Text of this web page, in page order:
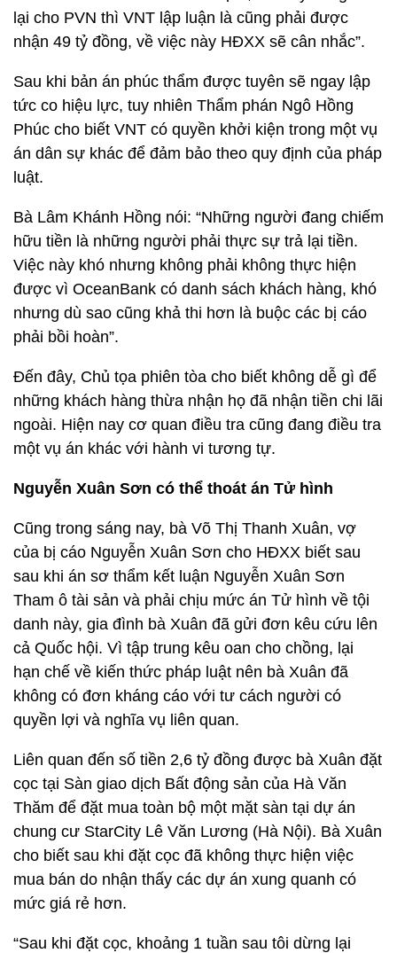
lại cho PVN thì VNT lập luận là cũng phải được
nhận 49 tỷ đồng, về việc này HĐXX sẽ cân nhắc”.
Sau khi bản án phúc thẩm được tuyên sẽ ngay lập
tức co hiệu lực, tuy nhiên Thẩm phán Ngô Hồng
Phúc cho biết VNT có quyền khởi kiện trong một vụ
án dân sự khác để đảm bảo theo quy định của pháp
luật.
Bà Lâm Khánh Hồng nói: “Những người đang chiếm
hữu tiền là những người phải thực sự trả lại tiền.
Việc này khó nhưng không phải không thực hiện
được vì OceanBank có danh sách khách hàng, khó
nhưng dù sao cũng khả thi hơn là buộc các bị cáo
phải bồi hoàn”.
Đến đây, Chủ tọa phiên tòa cho biết không dễ gì để
những khách hàng thừa nhận họ đã nhận tiền chi lãi
ngoài. Hiện nay cơ quan điều tra cũng đang điều tra
một vụ án khác với hành vi tương tự.
Nguyễn Xuân Sơn có thể thoát án Tử hình
Cũng trong sáng nay, bà Võ Thị Thanh Xuân, vợ
của bị cáo Nguyễn Xuân Sơn cho HĐXX biết sau
sau khi án sơ thẩm kết luận Nguyễn Xuân Sơn
Tham ô tài sản và phải chịu mức án Tử hình về tội
danh này, gia đình bà Xuân đã gửi đơn kêu cứu lên
cả Quốc hội. Vì tập trung kêu oan cho chồng, lại
hạn chế về kiến thức pháp luật nên bà Xuân đã
không có đơn kháng cáo với tư cách người có
quyền lợi và nghĩa vụ liên quan.
Liên quan đến số tiền 2,6 tỷ đồng được bà Xuân đặt
cọc tại Sàn giao dịch Bất động sản của Hà Văn
Thăm để đặt mua toàn bộ một mặt sàn tại dự án
chung cư StarCity Lê Văn Lương (Hà Nội). Bà Xuân
cho biết sau khi đặt cọc đã không thực hiện việc
mua bán do nhận thấy các dự án xung quanh có
mức giá rẻ hơn.
“Sau khi đặt cọc, khoảng 1 tuần sau tôi dừng lại